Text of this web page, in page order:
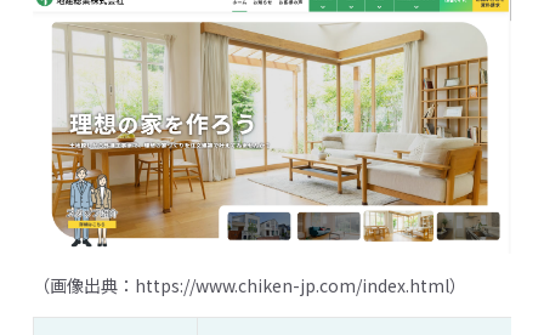
（画像出典： https://www.chiken-jp.com/index.html）